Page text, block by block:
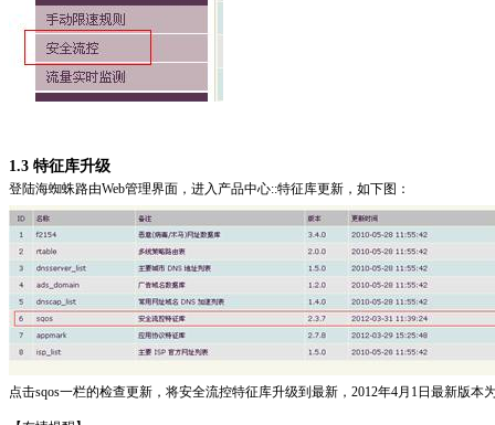
1.3 特征库升级
登陆海蜘蛛路由Web管理界面，进入产品中心::特征库更新，如下图：
点击sqos一栏的检查更新，将安全流控特征库升级到最新，2012年4月1日最新版本